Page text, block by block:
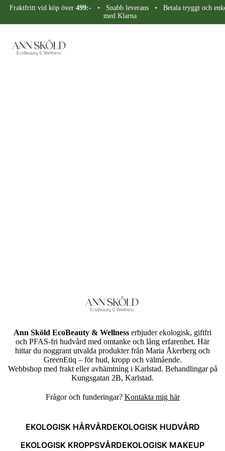
Fraktfritt vid köp över 499:-• Snabb leverans • Betala tryggt och
med Klarna
Ann Sköld EcoBeauty & Wellness erbjuder ekologisk, giftfri
och PFAS-fri hudvård med omtanke och lång erfarenhet. Här
hittar du noggrant utvalda produkter från Maria Åkerberg och
GreenEtiq – för hud, kropp och välmående.
Webbshop med frakt eller avhämtning i Karlstad. Behandlingar på
Kungsgatan 2B, Karlstad.
Frågor och funderingar? Kontakta mig här
EKOLOGISK HÅRVÅRDEKOLOGISK HUDVÅRD
EKOLOGISK KROPPSVÅRDEKOLOGISK MAKEUP